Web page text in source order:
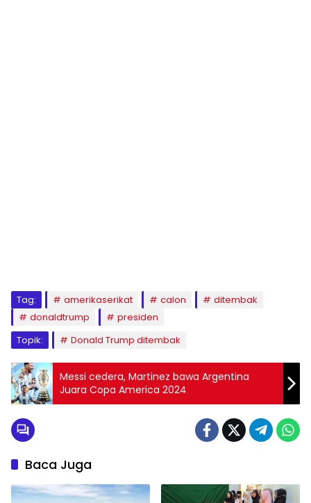
Tag: amerikaserikat calon
ditembak
donaldtrump
presiden
Topik:
Donald Trump ditembak
Messi cedera, Martinez bawa Argentina
Juara Copa America 2024
Baca Juga